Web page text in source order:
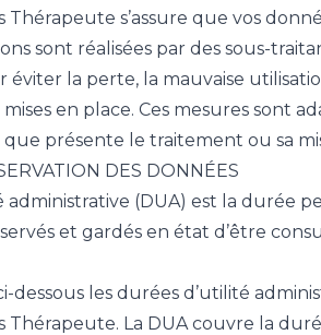
Thérapeute s’assure que vos
sont réalisées par des sous-
éviter la perte, la mauvaise
en place. Ces mesures sont
que présente le traitement ou sa
DES DONNÉES
administrative (DUA) est la durée
et gardés en état d’être
dessous les durées d’utilité
Thérapeute. La DUA couvre la